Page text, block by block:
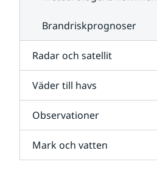
Brandriskprognoser
Radar och satellit
Väder till havs
Observationer
Mark och vatten